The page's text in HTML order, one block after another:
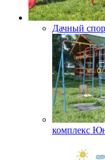
Дачный
комплекс